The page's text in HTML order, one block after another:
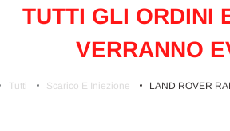
TUTTI GLI ORDINI
VERRANNO
Tutti Scarico E Iniezione LAND ROVER